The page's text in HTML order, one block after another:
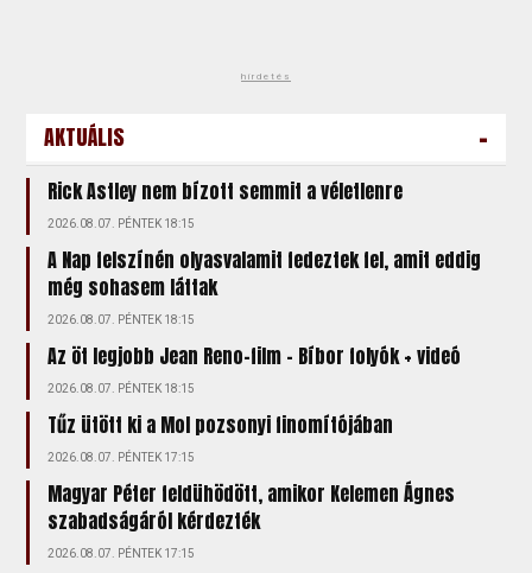
hirdetés
AKTUÁLIS -
Rick Astley nem bízott semmit a véletlenre
2026.08.07. PÉNTEK 18:15
A Nap felszínén olyasvalamit fedeztek fel, amit eddig
még sohasem láttak
2026.08.07. PÉNTEK 18:15
Az öt legjobb Jean Reno-film – Bíbor folyók + videó
2026.08.07. PÉNTEK 18:15
Tűz ütött ki a Mol pozsonyi finomítójában
2026.08.07. PÉNTEK 17:15
Magyar Péter feldühödött, amikor Kelemen Ágnes
szabadságáról kérdezték
2026.08.07. PÉNTEK 17:15